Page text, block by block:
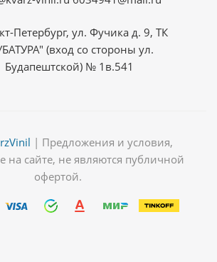
Петербург, ул. Фучика д. 9, ТК
(вход со стороны ул.
Будапештской) № 1в.541
| Предложения и условия,
на сайте, не являются публичной
офертой.